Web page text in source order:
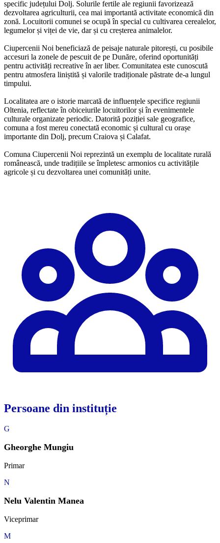
specific județului Dolj. Solurile fertile ale regiunii favorizează
dezvoltarea agriculturii, cea mai importantă activitate economică din
zonă. Locuitorii comunei se ocupă în special cu cultivarea cerealelor,
legumelor și viței de vie, dar și cu creșterea animalelor.
Ciupercenii Noi beneficiază de peisaje naturale pitorești, cu posibile
accesuri la zonele de pescuit de pe Dunăre, oferind oportunități
pentru activități recreative în aer liber. Comunitatea este cunoscută
pentru atmosfera liniștită și valorile tradiționale păstrate de-a lungul
timpului.
Localitatea are o istorie marcată de influențele specifice regiunii
Oltenia, reflectate în obiceiurile locuitorilor și în evenimentele
culturale organizate periodic. Datorită poziției sale geografice,
comuna a fost mereu conectată economic și cultural cu orașe
importante din Dolj, precum Craiova și Calafat.
Comuna Ciupercenii Noi reprezintă un exemplu de localitate rurală
românească, unde tradițiile se împletesc armonios cu activitățile
agricole și cu dezvoltarea unei comunități unite.
Persoane din instituție
G
Gheorghe Mungiu
Primar
N
Nelu Valentin Manea
Viceprimar
M